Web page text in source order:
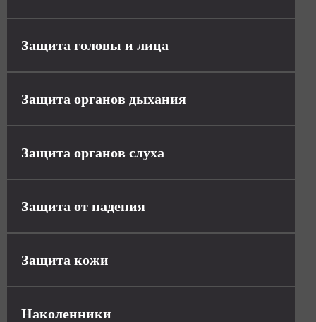
Защита головы и лица
Защита органов дыхания
Защита органов слуха
Защита от падения
Защита кожи
Наколенники